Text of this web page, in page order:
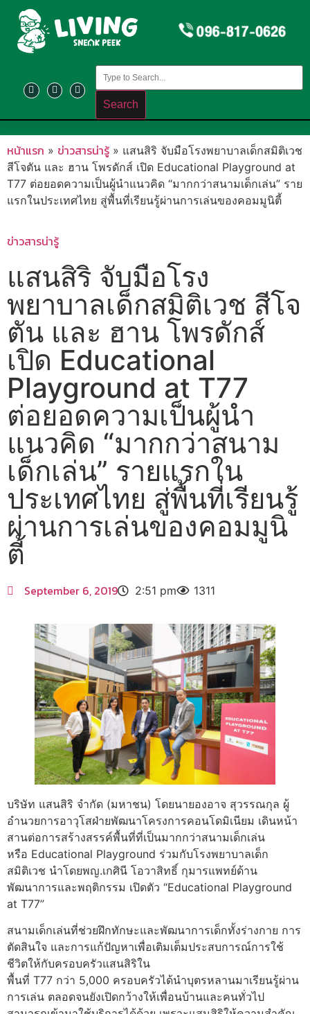
Search
หน้าแรก » ข่าวสารน่ารู้ » แสนสิริ จับมือโรงพยาบาลเด็กสมิติเวช
สีโจตัน และ ฮาน โพรดักส์ เปิด Educational Playground at
T77 ต่อยอดความเป็นผู้นำแนวคิด “มากกว่าสนามเด็กเล่น” ราย
แรกในประเทศไทย สู่พื้นที่เรียนรู้ผ่านการเล่นของคอมมูนิตี้
ข่าวสารน่ารู้
แสนสิริ จับมือโรง
พยาบาลเด็กสมิติเวช สีโจ
ตัน และ ฮาน โพรดักส์
เปิด Educational
Playground at T77
ต่อยอดความเป็นผู้นำ
แนวคิด “มากกว่าสนาม
เด็กเล่น” รายแรกใน
ประเทศไทย สู่พื้นที่เรียนรู้
ผ่านการเล่นของคอมมูนิ
ตี้
September 6, 2019 2:51 pm 1311
บริษัท แสนสิริ จำกัด (มหาชน) โดยนายองอาจ สุวรรณกุล ผู้
อำนวยการอาวุโสฝ่ายพัฒนาโครงการคอนโดมิเนียม เดินหน้า
สานต่อการสร้างสรรค์พื้นที่ที่เป็นมากกว่าสนามเด็กเล่น
หรือ Educational Playground ร่วมกับโรงพยาบาลเด็ก
สมิติเวช นำโดยพญ.เกศินี โอวาสิทธิ์ กุมารแพทย์ด้าน
พัฒนาการและพฤติกรรม เปิดตัว “Educational Playground
at T77”
สนามเด็กเล่นที่ช่วยฝึกทักษะและพัฒนาการเด็กทั้งร่างกาย การ
ตัดสินใจ และการแก้ปัญหาเพื่อเติมเต็มประสบการณ์การใช้
ชีวิตให้กับครอบครัวแสนสิริใน
พื้นที่ T77 กว่า 5,000 ครอบครัวได้นำบุตรหลานมาเรียนรู้ผ่าน
การเล่น ตลอดจนยังเปิดกว้างให้เพื่อนบ้านและคนทั่วไป